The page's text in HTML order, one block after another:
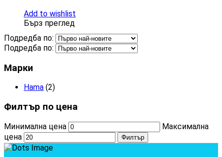
Add to wishlist
Бърз преглед
Подредба по:
Подредба по:
Марки
Hama (2)
Филтър по цена
Минимална цена
Максимална
цена
Филтър